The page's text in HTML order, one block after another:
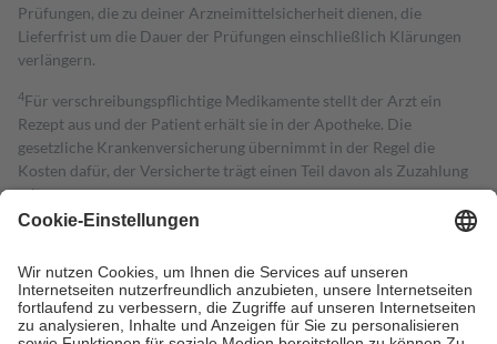
Prüfungen, die zu deiner Arzneimittelsicherheit dienen, die
Lieferfrist um die Dauer der Prüfungen einschließlich Klärungen
verlängern.
4Für verschreibungspflichtige Medikamente stellt der Arzt ein
Rezept aus und der Patient erhält sie in der Apotheke. Die
gesetzliche Krankenversicherung übernimmt in der Regel die
Kosten dafür, der Versicherte trägt einen Teil davon als Zuzahlung
mit.
Grundsätzlich leisten Mitglieder Zuzahlungen in Höhe von zehn
höchstens zehn Euro.
Es sind jedoch nie mehr als die tatsächlichen
Kosten der Leistung zu entrichten.
Diese Regeln gelten grundsätzlich auch für Online-Apotheken.
Bei Heilmitteln und häuslicher Krankenpflege beträgt die